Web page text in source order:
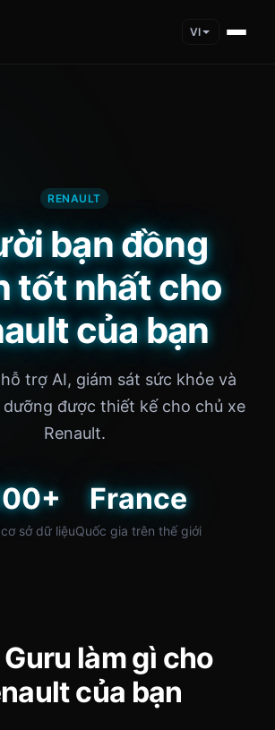
VI
RENAULT
bạn đồng
tốt nhất cho
của bạn
trợ AI, giám sát sức khỏe và
được thiết kế cho chủ xe
Renault.
sở dữ liệu
France
Quốc gia trên thế giới
làm gì cho
của bạn